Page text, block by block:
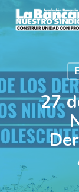
main
27